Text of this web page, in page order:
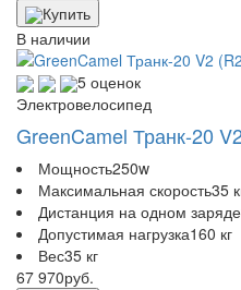
Купить
В наличии
5 оценок
Электровелосипед
GreenCamel Транк-20
Мощность250w
Максимальная скорость35
Дистанция на одном заряде
Допустимая нагрузка160 кг
Вес35 кг
67 970руб.